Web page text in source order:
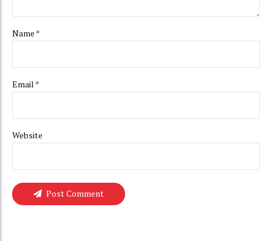
Name *
Email *
Website
Post Comment